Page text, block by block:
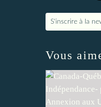
S'inscrire à la
Vous